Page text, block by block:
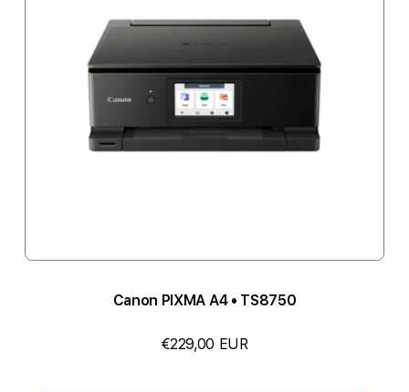
Canon PIXMA A4 • TS8750
€229,00 EUR